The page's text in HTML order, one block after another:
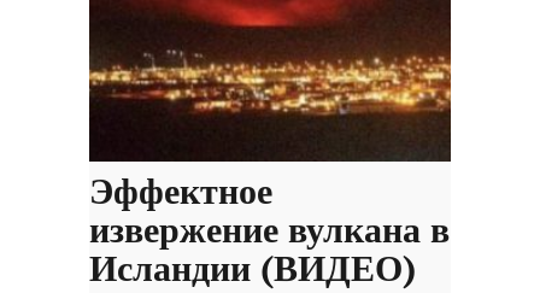
Эффектное
извержение вулкана в
Исландии (ВИДЕО)